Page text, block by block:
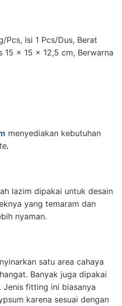
Pcs, Isi 1 Pcs/Dus, Berat
15 x 15 x 12,5 cm, Berwarna
menyediakan kebutuhan
.
lazim dipakai untuk desain
yang temaram dan
nyaman.
satu area cahaya
Banyak juga dipakai
fitting ini biasanya
karena sesuai dengan